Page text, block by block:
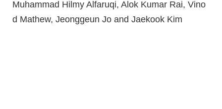
Muhammad Hilmy Alfaruqi, Alok Kumar Rai, Vino
d Mathew, Jeonggeun Jo and Jaekook Kim